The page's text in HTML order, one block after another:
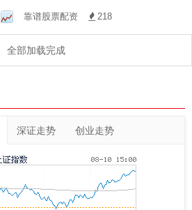
金杠杆，投资更从容
靠谱股票配资 218
全部加载完成
深证走势 创业走势